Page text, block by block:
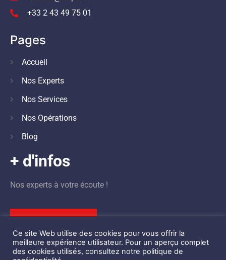
+33 2 43 49 75 01
Pages
Accueil
Nos Experts
Nos Services
Nos Opérations
Blog
+ d'infos
Nos experts à votre écoute !
Ce site Web utilise des cookies pour vous offrir la
meilleure expérience utilisateur. Pour un aperçu complet
des cookies utilisés, consultez notre politique de